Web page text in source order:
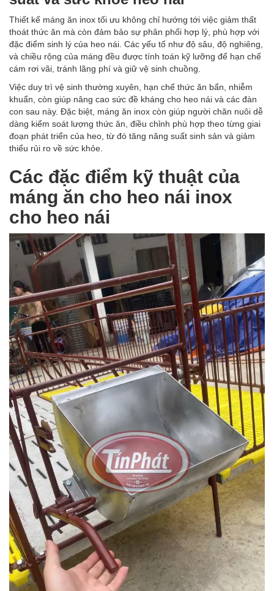
Thiết kế máng ăn inox tối ưu không chỉ hướng tới việc giảm thất
thoát thức ăn mà còn đảm bảo sự phân phối hợp lý, phù hợp với
đặc điểm sinh lý của heo nái. Các yếu tố như độ sâu, độ nghiêng,
và chiều rộng của máng đều được tính toán kỹ lưỡng để hạn chế
cám rơi vãi, tránh lãng phí và giữ vệ sinh chuồng.
Việc duy trì vệ sinh thường xuyên, hạn chế thức ăn bẩn, nhiễm
khuẩn, còn giúp nâng cao sức đề kháng cho heo nái và các đàn
con sau này. Đặc biệt, máng ăn inox còn giúp người chăn nuôi dễ
dàng kiểm soát lượng thức ăn, điều chỉnh phù hợp theo từng giai
đoạn phát triển của heo, từ đó tăng năng suất sinh sản và giảm
thiểu rủi ro về sức khỏe.
Các đặc điểm kỹ thuật của
máng ăn cho heo nái inox
cho heo nái